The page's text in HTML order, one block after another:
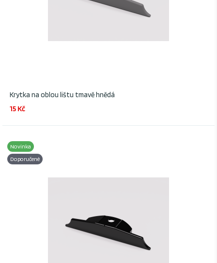
Krytka na oblou lištu tmavě hnědá
15 Kč
Novinka
Doporučené